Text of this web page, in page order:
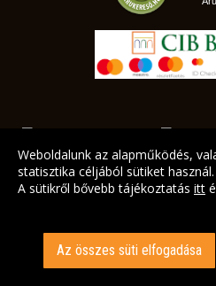
Weboldalunk az alapműködés,
statisztika céljából sütiket használ.
A sütikről bővebb tájékoztatás itt
Az összes süti elfogadása